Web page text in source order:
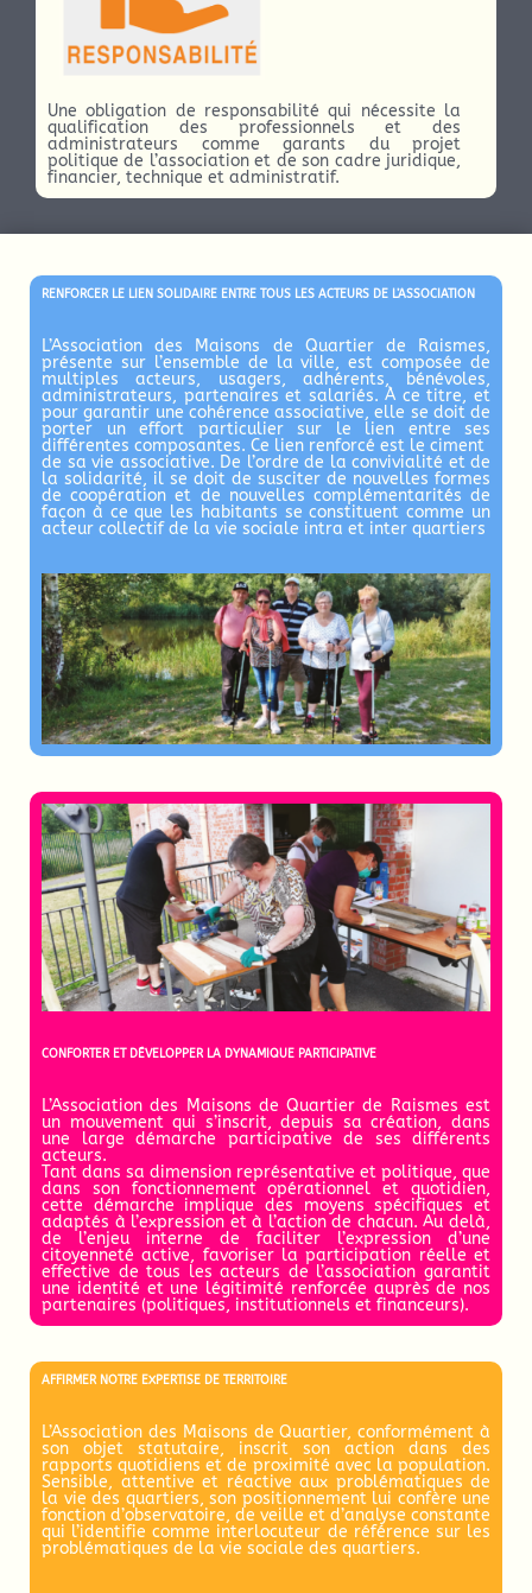
Une obligation de responsabilité qui nécessite la
qualification des professionnels et des
administrateurs comme garants du projet
politique de l’association et de son cadre juridique,
financier, technique et administratif.
RENFORCER LE LIEN SOLIDAIRE ENTRE TOUS LES ACTEURS DE L’ASSOCIATION
L’Association des Maisons de Quartier de Raismes,
présente sur l’ensemble de la ville, est composée de
multiples acteurs, usagers, adhérents, bénévoles,
administrateurs, partenaires et salariés. À ce titre, et
pour garantir une cohérence associative, elle se doit de
porter un effort particulier sur le lien entre ses
différentes composantes. Ce lien renforcé est le ciment
de sa vie associative. De l’ordre de la convivialité et de
la solidarité, il se doit de susciter de nouvelles formes
de coopération et de nouvelles complémentarités de
façon à ce que les habitants se constituent comme un
acteur collectif de la vie sociale intra et inter quartiers
CONFORTER ET DÉVELOPPER LA DYNAMIQUE PARTICIPATIVE
L’Association des Maisons de Quartier de Raismes est
un mouvement qui s’inscrit, depuis sa création, dans
une large démarche participative de ses différents
acteurs.
Tant dans sa dimension représentative et politique, que
dans son fonctionnement opérationnel et quotidien,
cette démarche implique des moyens spécifiques et
adaptés à l’expression et à l’action de chacun. Au delà,
de l’enjeu interne de faciliter l’expression d’une
citoyenneté active, favoriser la participation réelle et
effective de tous les acteurs de l’association garantit
une identité et une légitimité renforcée auprès de nos
partenaires (politiques, institutionnels et financeurs).
AFFIRMER NOTRE EXPERTISE DE TERRITOIRE
L’Association des Maisons de Quartier, conformément à
son objet statutaire, inscrit son action dans des
rapports quotidiens et de proximité avec la population.
Sensible, attentive et réactive aux problématiques de
la vie des quartiers, son positionnement lui confère une
fonction d’observatoire, de veille et d’analyse constante
qui l’identifie comme interlocuteur de référence sur les
problématiques de la vie sociale des quartiers.